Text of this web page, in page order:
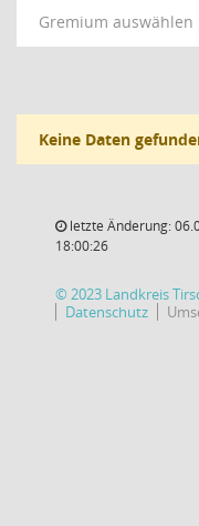
Gremium auswählen
Keine Daten
letzte Änderung:
18:00:26
© 2023 Landkreis
Datenschutz